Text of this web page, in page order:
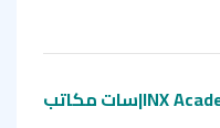
إنترنيكساس سان دييغو - INX Academy|سات مكاتب